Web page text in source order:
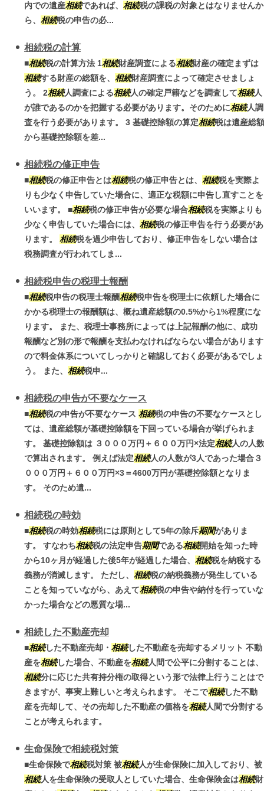
内での遺産相続であれば、 相続税の課税の対象とはなりませんか
ら、 相続税の申告の必...
相続税の計算
■相続税の計算方法 1相続財産調査による相続財産の確定まずは
相続する財産の総額を、 相続財産調査によって確定させましょ
う。 2相続人調査による相続人の確定戸籍などを調査して相続人
が誰であるのかを把握する必要があります。そのために相続人調
査を行う必要があります。 3 基礎控除額の算定相続税は遺産総額
から基礎控除額を差...
相続税の修正申告
■相続税の修正申告とは相続税の修正申告とは、 相続税を実際よ
りも少なく申告していた場合に、適正な税額に申告し直すことを
いいます。 ■相続税の修正申告が必要な場合相続税を実際よりも
少なく申告していた場合には、 相続税の修正申告を行う必要があ
ります。 相続税を過少申告しており、修正申告をしない場合は
税務調査が行われてしま...
相続税申告の税理士報酬
■相続税申告の税理士報酬相続税申告を税理士に依頼した場合に
かかる税理士の報酬額は、概ね遺産総額の0.5%から1%程度にな
ります。 また、税理士事務所によっては上記報酬の他に、成功
報酬など別の形で報酬を支払わなければならない場合があります
ので料金体系についてしっかりと確認しておく必要があるでしょ
う。 また、 相続税申...
相続税の申告が不要なケース
■相続税の申告が不要なケース 相続税の申告の不要なケースとし
ては、遺産総額が基礎控除額を下回っている場合が挙げられま
す。 基礎控除額は ３０００万円＋６００万円×法定相続人の人数
で算出されます。 例えば法定相続人の人数が3人であった場合３
０００万円＋６００万円×3＝4600万円が基礎控除額となりま
す。 そのため遺...
相続税の時効
■相続税の時効相続税には原則として5年の除斥期間がありま
す。 すなわち相続税の法定申告期間である相続開始を知った時
から10ヶ月が経過した後5年が経過した場合、 相続税を納税する
義務が消滅します。 ただし、 相続税の納税義務が発生している
ことを知っていながら、あえて相続税の申告や納付を行っていな
かった場合などの悪質な場...
相続した不動産売却
■相続した不動産売却・ 相続した不動産を売却するメリット 不動
産を相続した場合、不動産を相続人間で公平に分割することは、
相続分に応じた共有持分権の取得という形で法律上行うことはで
きますが、事実上難しいと考えられます。 そこで相続した不動
産を売却して、その売却した不動産の価格を相続人間で分割する
ことが考えられます。
生命保険で相続税対策
■生命保険で相続税対策 被相続人が生命保険に加入しており、被
相続人を生命保険の受取人としていた場合、生命保険金は相続財